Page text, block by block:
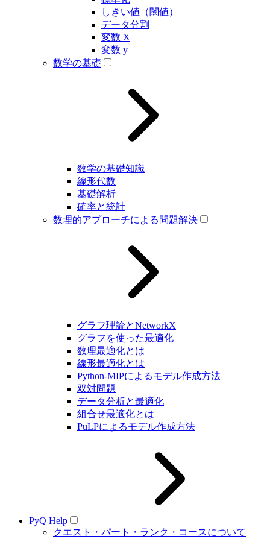
しきい値（閾値）
データ分割
変数 X
変数 y
数学の基礎
数学の基礎知識
線形代数
基礎解析
確率と統計
数理的アプローチによる問題解決
グラフ理論とNetworkX
グラフを使った最適化
数理最適化とは
線形最適化とは
Python-MIPによるモデル作成方法
双対問題
データ分析と最適化
組合せ最適化とは
PuLPによるモデル作成方法
PyQ Help
クエスト・パート・ランク・コースについて